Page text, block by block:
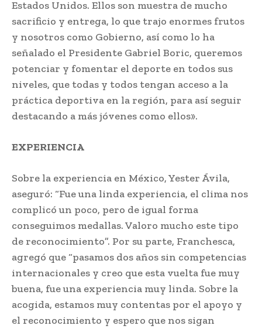
Estados Unidos. Ellos son muestra de mucho
sacrificio y entrega, lo que trajo enormes frutos
y nosotros como Gobierno, así como lo ha
señalado el Presidente Gabriel Boric, queremos
potenciar y fomentar el deporte en todos sus
niveles, que todas y todos tengan acceso a la
práctica deportiva en la región, para así seguir
destacando a más jóvenes como ellos».
EXPERIENCIA
Sobre la experiencia en México, Yester Ávila,
aseguró: “Fue una linda experiencia, el clima nos
complicó un poco, pero de igual forma
conseguimos medallas. Valoro mucho este tipo
de reconocimiento”. Por su parte, Franchesca,
agregó que “pasamos dos años sin competencias
internacionales y creo que esta vuelta fue muy
buena, fue una experiencia muy linda. Sobre la
acogida, estamos muy contentas por el apoyo y
el reconocimiento y espero que nos sigan